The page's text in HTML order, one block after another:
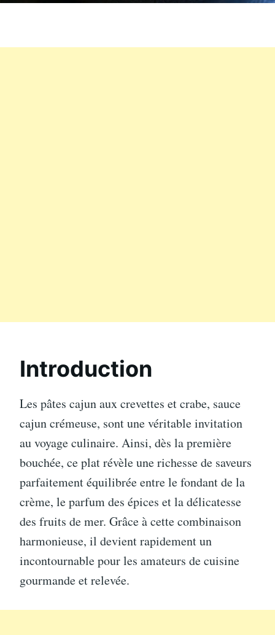
Introduction
Les pâtes cajun aux crevettes et crabe, sauce
cajun crémeuse, sont une véritable invitation
au voyage culinaire. Ainsi, dès la première
bouchée, ce plat révèle une richesse de saveurs
parfaitement équilibrée entre le fondant de la
crème, le parfum des épices et la délicatesse
des fruits de mer. Grâce à cette combinaison
harmonieuse, il devient rapidement un
incontournable pour les amateurs de cuisine
gourmande et relevée.